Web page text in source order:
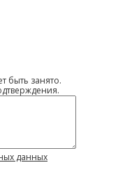
быть занято.
данных